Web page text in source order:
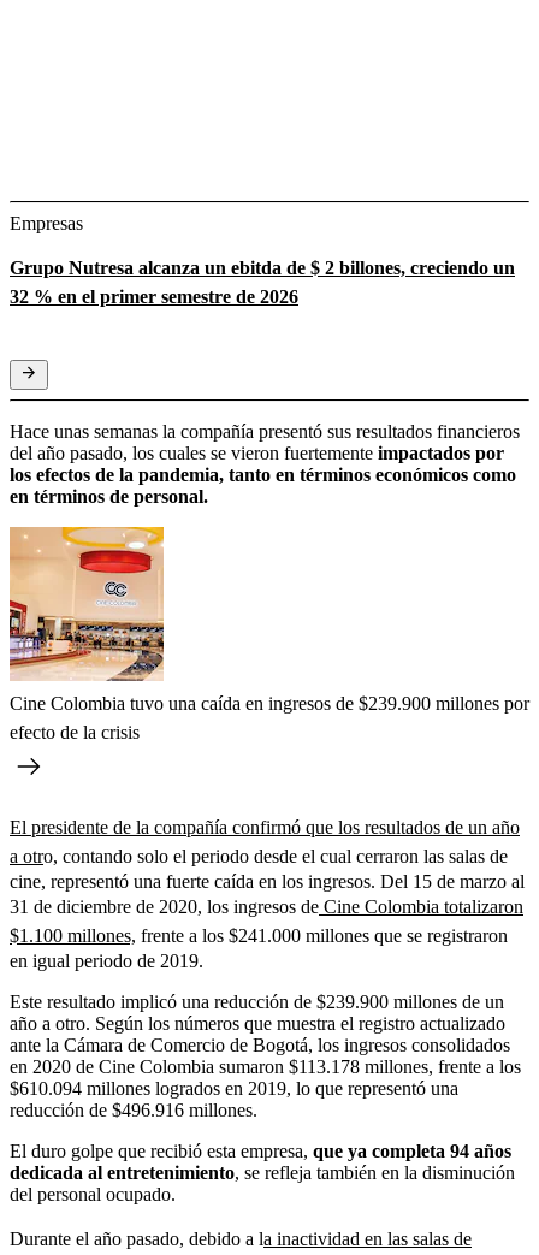
Empresas
Grupo Nutresa alcanza un ebitda de $ 2 billones, creciendo un
32 % en el primer semestre de 2026
Hace unas semanas la compañía presentó sus resultados financieros
del año pasado, los cuales se vieron fuertemente impactados por
los efectos de la pandemia, tanto en términos económicos como
en términos de personal.
Cine Colombia tuvo una caída en ingresos de $239.900 millones por
efecto de la crisis
El presidente de la compañía confirmó que los resultados de un año
a otro, contando solo el periodo desde el cual cerraron las salas de
cine, representó una fuerte caída en los ingresos. Del 15 de marzo al
31 de diciembre de 2020, los ingresos de Cine Colombia totalizaron
$1.100 millones, frente a los $241.000 millones que se registraron
en igual periodo de 2019.
Este resultado implicó una reducción de $239.900 millones de un
año a otro. Según los números que muestra el registro actualizado
ante la Cámara de Comercio de Bogotá, los ingresos consolidados
en 2020 de Cine Colombia sumaron $113.178 millones, frente a los
$610.094 millones logrados en 2019, lo que representó una
reducción de $496.916 millones.
El duro golpe que recibió esta empresa, que ya completa 94 años
dedicada al entretenimiento, se refleja también en la disminución
del personal ocupado.
Durante el año pasado, debido a la inactividad en las salas de